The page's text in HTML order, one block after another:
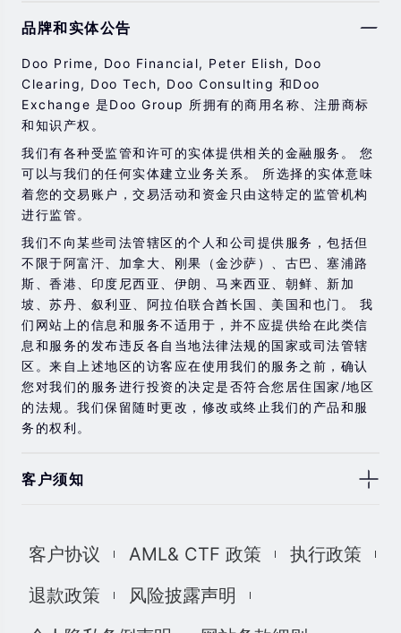
券，期货，差价合约和其他金融产品交易涉及高风险，可
过去的投资表现并不代表其未来的表现。
在与我们进行任何交易之前，请确保您完全了解使用相应
金融工具进行交易的风险。 如果您不了解此处说明的风
险，则应寻求独立的专业建议。
品牌和实体公告
Doo Prime, Doo Financial, Peter Elish, Doo
Clearing, Doo Tech, Doo Consulting 和Doo
Exchange 是Doo Group 所拥有的商用名称、注册商标
和知识产权。
我们有各种受监管和许可的实体提供相关的金融服务。 您
可以与我们的任何实体建立业务关系。 所选择的实体意味
着您的交易账户，交易活动和资金只由这特定的监管机构
进行监管。
我们不向某些司法管辖区的个人和公司提供服务，包括但
不限于阿富汗、加拿大、刚果（金沙萨）、古巴、塞浦路
斯、香港、印度尼西亚、伊朗、马来西亚、朝鲜、新加
坡、苏丹、叙利亚、阿拉伯联合酋长国、美国和也门。 我
们网站上的信息和服务不适用于，并不应提供给在此类信
息和服务的发布违反各自当地法律法规的国家或司法管辖
区。来自上述地区的访客应在使用我们的服务之前，确认
您对我们的服务进行投资的决定是否符合您居住国家/地区
的法规。我们保留随时更改，修改或终止我们的产品和服
务的权利。
客户须知
息，材料或第三方材料（“材料”）仅供参考。 该材料仅被
的投资建议和/或投资推荐。 尽管我们已尽一切合理的努力
客户协议 AML& CTF 政策
执行政策
退款政策
风险披露声明